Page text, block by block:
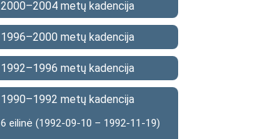
2000–2004 metų kadencija
1996–2000 metų kadencija
1992–1996 metų kadencija
1990–1992 metų kadencija
6 eilinė (1992-09-10 – 1992-11-19)